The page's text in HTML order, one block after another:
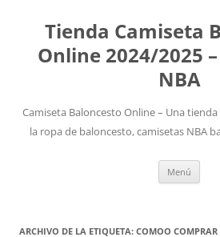
Tienda Camiseta
Online 2024/2025
NBA
Camiseta Baloncesto Online – Una
la ropa de baloncesto, camisetas NBA
Menú
ARCHIVO DE LA ETIQUETA: COMOO